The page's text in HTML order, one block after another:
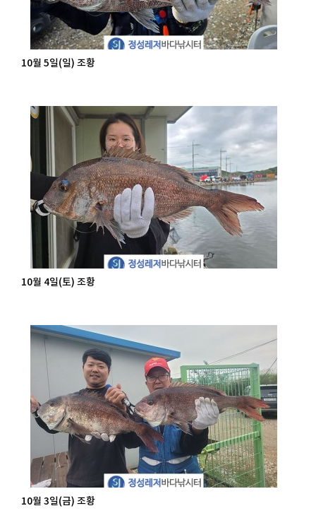
10월 5일(일) 조황
10월 4일(토) 조황
10월 3일(금) 조황